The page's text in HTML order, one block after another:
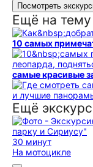
Посмотреть
Ещё на
10 самых
леопарда,
самые красивые
и лучшие
Ещё
30 минут
На мотоцикле